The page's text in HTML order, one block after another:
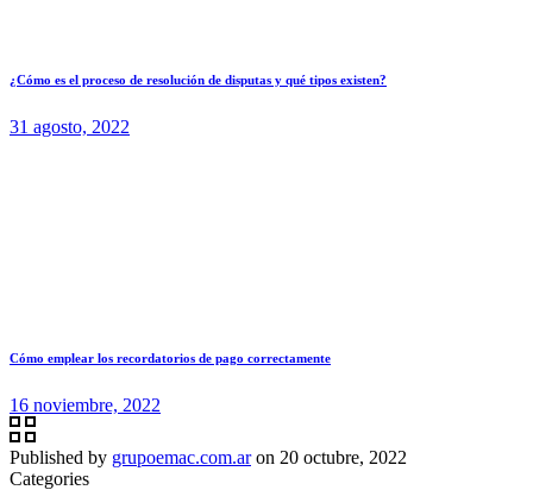
¿Cómo es el proceso de resolución de disputas y qué tipos existen?
31 agosto, 2022
Cómo emplear los recordatorios de pago correctamente
16 noviembre, 2022
Published by grupoemac.com.ar on 20 octubre, 2022
Categories